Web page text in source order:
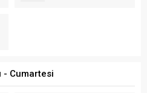
- Cumartesi